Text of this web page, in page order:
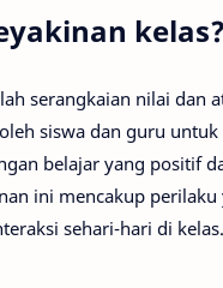
kelas?
serangkaian nilai dan
siswa dan guru untuk
belajar yang positif
ini mencakup perilaku
sehari-hari di kelas.